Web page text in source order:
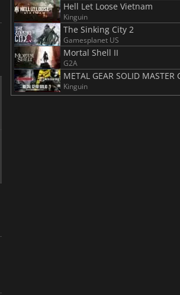
Hell Let Loose Vietnam
Kinguin
The Sinking City 2
Gamesplanet US
Mortal Shell II
G2A
Kinguin